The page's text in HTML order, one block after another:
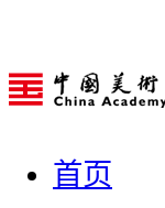
首页